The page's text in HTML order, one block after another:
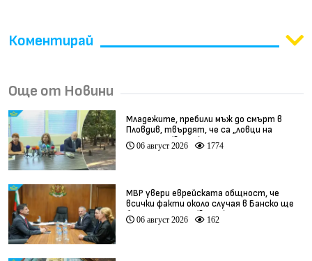
Коментирай
Още от Новини
Младежите, пребили мъж до смърт в
Пловдив, твърдят, че са „ловци на
педофили” (видео)
06 август 2026 1774
МВР увери еврейската общност, че
всички факти около случая в Банско ще
бъдат изяснени (видео)
06 август 2026 162